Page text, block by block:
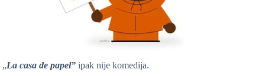
„La casa de papel” ipak nije komedija.